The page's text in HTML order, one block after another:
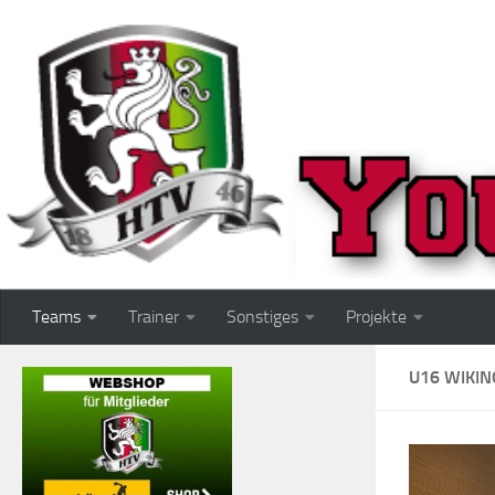
Zum Inhalt springen
Teams Trainer Sonstiges Projekte
U16